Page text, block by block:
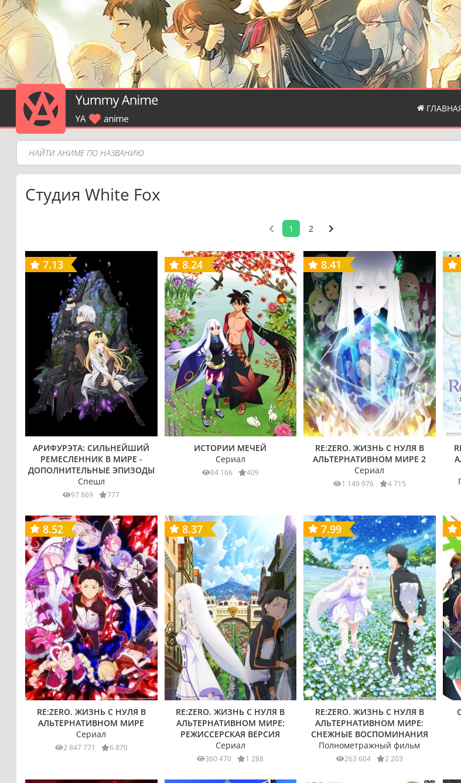
Студия White Fox
1 2
7.13
АРИФУРЭТА: СИЛЬНЕЙШИЙ
РЕМЕСЛЕННИК В МИРЕ -
ДОПОЛНИТЕЛЬНЫЕ ЭПИЗОДЫ
Спешл
97 869 777
8.24
ИСТОРИИ МЕЧЕЙ
Сериал
84 166 409
8.41
RE:ZERO. ЖИЗНЬ С НУЛЯ В
АЛЬТЕРНАТИВНОМ МИРЕ 2
Сериал
1 149 976 4 715
8.52
RE:ZERO. ЖИЗНЬ С НУЛЯ В
АЛЬТЕРНАТИВНОМ МИРЕ
Сериал
2 847 771 6 870
8.37
RE:ZERO. ЖИЗНЬ С НУЛЯ В
АЛЬТЕРНАТИВНОМ МИРЕ:
РЕЖИССЕРСКАЯ ВЕРСИЯ
Сериал
360 470 1 288
7.99
RE:ZERO. ЖИЗНЬ С НУЛЯ В
АЛЬТЕРНАТИВНОМ МИРЕ:
СНЕЖНЫЕ ВОСПОМИНАНИЯ
Полнометражный фильм
263 604 2 203